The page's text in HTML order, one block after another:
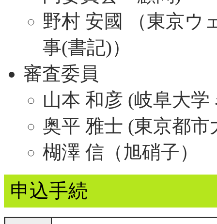
野村 安國 （東京ウ
事(書記)）
審査委員
山本 和彦 (岐阜大学
奥平 雅士 (東京都市
楜澤 信（旭硝子）
申込手続